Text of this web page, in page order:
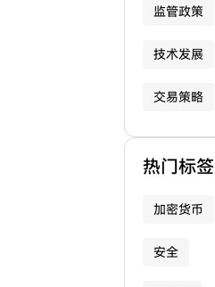
监管政策
技术发展
交易策略
热门标签
加密货币
安全